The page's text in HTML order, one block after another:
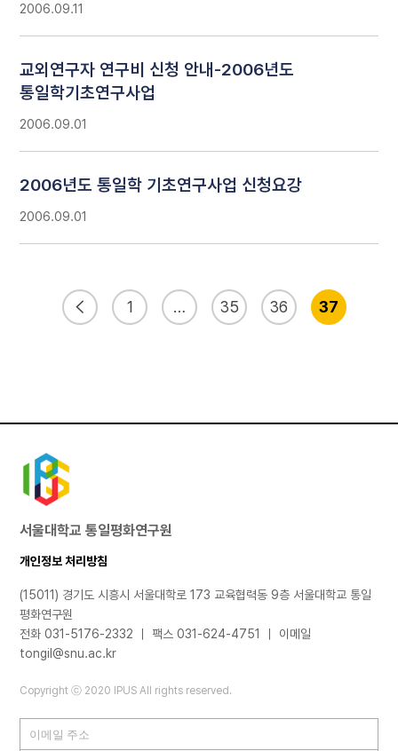
2006.09.11
교외연구자 연구비 신청 안내-2006년도
통일학기초연구사업
2006.09.01
2006년도 통일학 기초연구사업 신청요강
2006.09.01
1 … 35 36 37
서울대학교 통일평화연구원
개인정보 처리방침
(15011) 경기도 시흥시 서울대학로 173 교육협력동 9층 서울대학교 통일
평화연구원
전화 031-5176-2332 ｜ 팩스 031-624-4751 ｜ 이메일
tongil@snu.ac.kr
Copyright ⓒ 2020 IPUS All rights reserved.